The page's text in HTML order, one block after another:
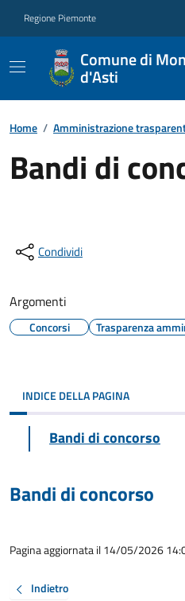
Regione Piemonte
Comune di
d'Asti
Home / Amministrazione
Bandi di
Condividi
Argomenti
Concorsi Trasparenza
INDICE DELLA PAGINA
Bandi di concorso
Bandi di concorso
Pagina aggiornata il 14/05/2026
Indietro